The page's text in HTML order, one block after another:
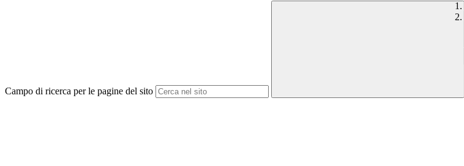
Campo di ricerca per le pagine del sito